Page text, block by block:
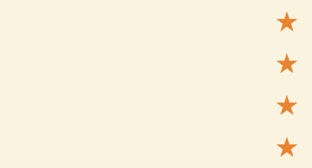
★
★
★
★